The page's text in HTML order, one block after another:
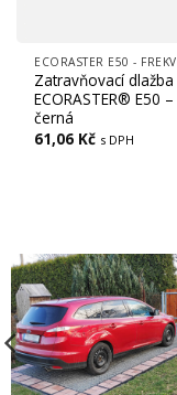
Zatravňovací dlažba
ECORASTER® E50 –
černá
61,06 Kč s DPH